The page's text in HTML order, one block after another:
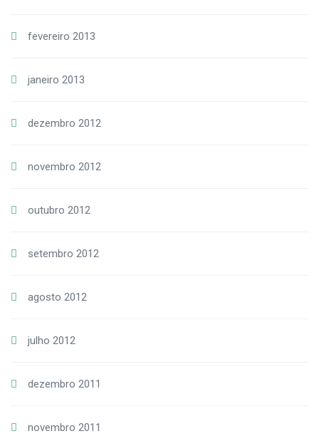
fevereiro 2013
janeiro 2013
dezembro 2012
novembro 2012
outubro 2012
setembro 2012
agosto 2012
julho 2012
dezembro 2011
novembro 2011